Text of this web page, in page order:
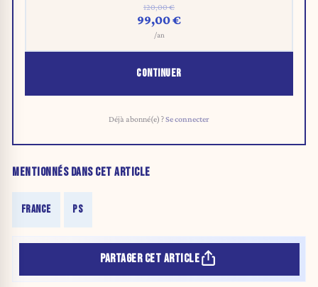
120,00 €
99,00 €
/an
CONTINUER
Déjà abonné(e) ?Se connecter
MENTIONNÉS DANS CET ARTICLE
FRANCE PS
PARTAGER CET ARTICLE